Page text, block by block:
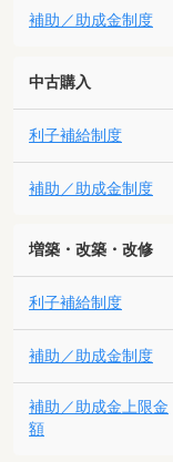
補助／助成金制度
中古購入
利子補給制度
補助／助成金制度
増築・改築・改修
利子補給制度
補助／助成金制度
補助／助成金上限金
額